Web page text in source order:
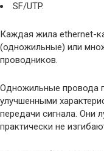
SF/UTP.
Каждая жила ethernet-
(одножильные) или
проводников.
Одножильные провода
улучшенными
передачи сигнала. Они
практически не